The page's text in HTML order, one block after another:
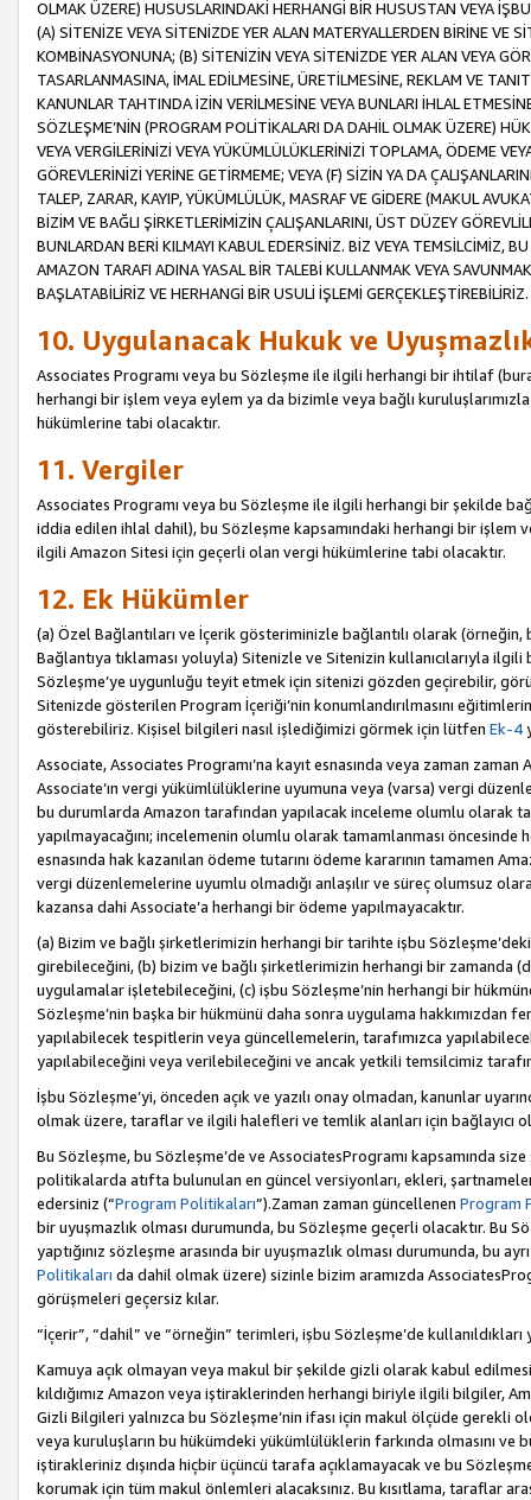
OLMAK ÜZERE) HUSUSLARINDAKİ HERHANGİ BİR HUSUSTAN VEYA
(A) SİTENİZE VEYA SİTENİZDE YER ALAN MATERYALLERDEN BİRİNE VE
KOMBİNASYONUNA; (B) SİTENİZİN VEYA SİTENİZDE YER ALAN VEYA
TASARLANMASINA, İMAL EDİLMESİNE, ÜRETİLMESİNE, REKLAM VE
KANUNLAR TAHTINDA İZİN VERİLMESİNE VEYA BUNLARI İHLAL
SÖZLEŞME’NİN (PROGRAM POLİTİKALARI DA DAHİL OLMAK ÜZERE)
VEYA VERGİLERİNİZİ VEYA YÜKÜMLÜLÜKLERİNİZİ TOPLAMA, ÖDEME
GÖREVLERİNİZİ YERİNE GETİRMEME; VEYA (F) SİZİN YA DA
TALEP, ZARAR, KAYIP, YÜKÜMLÜLÜK, MASRAF VE GİDERE (MAKUL
BİZİM VE BAĞLI ŞİRKETLERİMİZİN ÇALIŞANLARINI, ÜST DÜZEY
BUNLARDAN BERİ KILMAYI KABUL EDERSİNİZ. BİZ VEYA TEMSİLCİMİZ,
AMAZON TARAFI ADINA YASAL BİR TALEBİ KULLANMAK VEYA
BAŞLATABİLİRİZ VE HERHANGİ BİR USULİ İŞLEMİ GERÇEKLEŞTİREBİLİRİZ.
10. Uygulanacak Hukuk ve
Associates Programı veya bu Sözleşme ile ilgili herhangi bir ihtilaf
herhangi bir işlem veya eylem ya da bizimle veya bağlı
hükümlerine tabi olacaktır.
11. Vergiler
Associates Programı veya bu Sözleşme ile ilgili herhangi bir şekilde
iddia edilen ihlal dahil), bu Sözleşme kapsamındaki herhangi bir işlem
ilgili Amazon Sitesi için geçerli olan vergi hükümlerine tabi olacaktır.
12. Ek Hükümler
(a) Özel Bağlantıları ve İçerik gösteriminizle bağlantılı olarak
Bağlantıya tıklaması yoluyla) Sitenizle ve Sitenizin kullanıcılarıyla
Sözleşme’ye uygunluğu teyit etmek için sitenizi gözden geçirebilir,
Sitenizde gösterilen Program İçeriği’nin konumlandırılmasını
gösterebiliriz. Kişisel bilgileri nasıl işlediğimizi görmek için lütfen Ek-4
Associate, Associates Programı’na kayıt esnasında veya zaman
Associate’ın vergi yükümlülüklerine uyumuna veya (varsa) vergi
bu durumlarda Amazon tarafından yapılacak inceleme olumlu olarak
yapılmayacağını; incelemenin olumlu olarak tamamlanması
esnasında hak kazanılan ödeme tutarını ödeme kararının tamamen
vergi düzenlemelerine uyumlu olmadığı anlaşılır ve süreç olumsuz
kazansa dahi Associate’a herhangi bir ödeme yapılmayacaktır.
(a) Bizim ve bağlı şirketlerimizin herhangi bir tarihte işbu
girebileceğini, (b) bizim ve bağlı şirketlerimizin herhangi bir zamanda
uygulamalar işletebileceğini, (c) işbu Sözleşme’nin herhangi bir
Sözleşme’nin başka bir hükmünü daha sonra uygulama hakkımızdan
yapılabilecek tespitlerin veya güncellemelerin, tarafımızca
yapılabileceğini veya verilebileceğini ve ancak yetkili temsilcimiz
İşbu Sözleşme’yi, önceden açık ve yazılı onay olmadan, kanunlar
olmak üzere, taraflar ve ilgili halefleri ve temlik alanları için bağlayıcı
Bu Sözleşme, bu Sözleşme’de ve AssociatesProgramı kapsamında
politikalarda atıfta bulunulan en güncel versiyonları, ekleri,
edersiniz (“Program Politikaları”).Zaman zaman güncellenen Program
bir uyuşmazlık olması durumunda, bu Sözleşme geçerli olacaktır. Bu
yaptığınız sözleşme arasında bir uyuşmazlık olması durumunda, bu
Politikaları da dahil olmak üzere) sizinle bizim aramızda
görüşmeleri geçersiz kılar.
“İçerir”, “dahil” ve “örneğin” terimleri, işbu Sözleşme’de
Kamuya açık olmayan veya makul bir şekilde gizli olarak kabul
kıldığımız Amazon veya iştiraklerinden herhangi biriyle ilgili bilgiler,
Gizli Bilgileri yalnızca bu Sözleşme’nin ifası için makul ölçüde gerekli
veya kuruluşların bu hükümdeki yükümlülüklerin farkında olmasını ve
iştirakleriniz dışında hiçbir üçüncü tarafa açıklamayacak ve bu
korumak için tüm makul önlemleri alacaksınız. Bu kısıtlama, taraflar